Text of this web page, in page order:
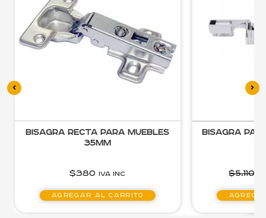
Bisagra recta para muebles
35mm
$380 IVA inc
Agregar al carrito
Bisagra
$5.110